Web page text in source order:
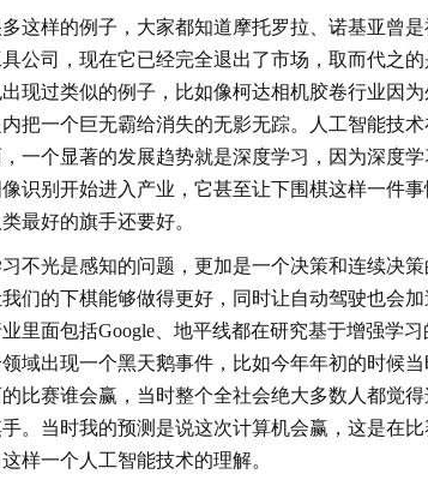
这样的例子，大家都知道摩托罗拉、诺基亚曾
具公司，现在它已经完全退出了市场，取而代之
现过类似的例子，比如像柯达相机胶卷行业因
把一个巨无霸给消失的无影无踪。人工智能技
一个显著的发展趋势就是深度学习，因为深度
识别开始进入产业，它甚至让下围棋这样一件
最好的旗手还要好。
不光是感知的问题，更加是一个决策和连续决
们的下棋能够做得更好，同时让自动驾驶也会
里面包括Google、地平线都在研究基于增强学习
域出现一个黑天鹅事件，比如今年年初的时候
比赛谁会赢，当时整个全社会绝大多数人都觉
。当时我的预测是说这次计算机会赢，这是在
样一个人工智能技术的理解。